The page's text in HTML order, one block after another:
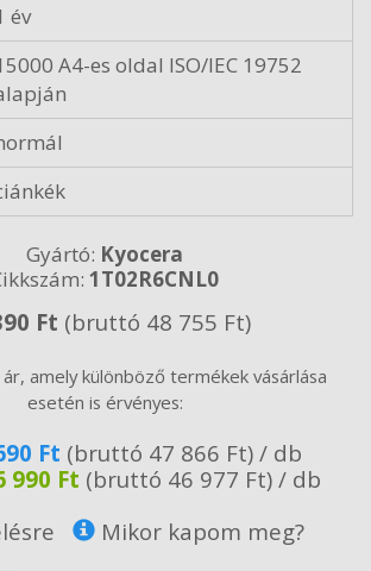
év
A4-es oldal ISO/IEC 19752
Gyártó: Kyocera
1T02R6CNL0
Ft (bruttó 48 755 Ft)
amely különböző termékek vásárlása
esetén is érvényes:
Ft (bruttó 47 866 Ft) / db
990 Ft (bruttó 46 977 Ft) / db
Mikor kapom meg?